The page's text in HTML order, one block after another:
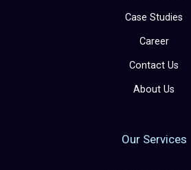
Case Studies
Career
Contact Us
About Us
Our Services